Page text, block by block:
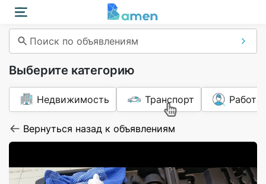
Поиск по объявлениям
Выберите категорию
Недвижимость Транспорт Работа
Вернуться назад к объявлениям